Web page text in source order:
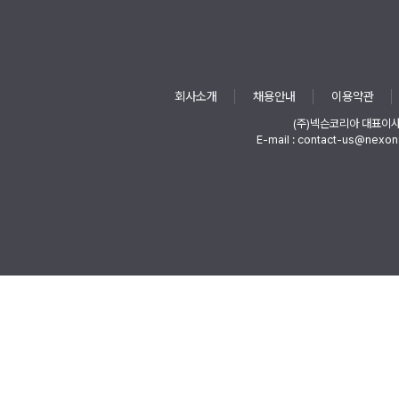
회사소개 채용안내 이용약관
(주)넥슨코리아 대표이
E-mail : contact-